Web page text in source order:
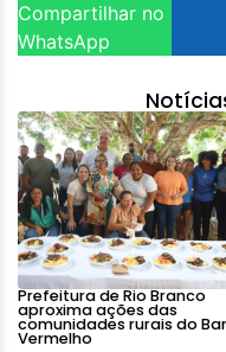
Compartilhar no
WhatsApp
Prefeitura de Rio Branco
aproxima ações das
comunidades rurais do
Vermelho